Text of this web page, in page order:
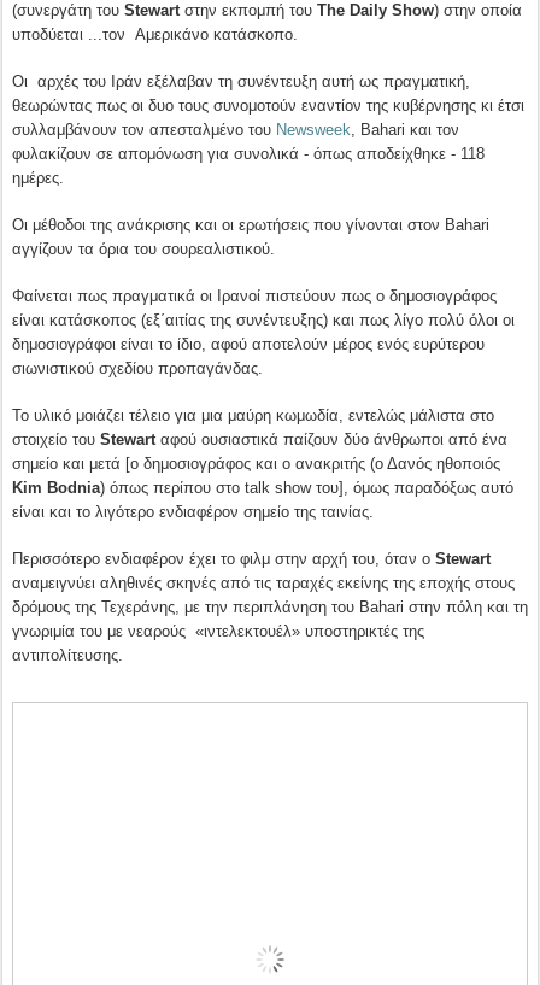
(συνεργάτη του Stewart στην εκπομπή του The Daily Show) στην οποία
υποδύεται ...τον Αμερικάνο κατάσκοπο.
Οι αρχές του Ιράν εξέλαβαν τη συνέντευξη αυτή ως πραγματική,
θεωρώντας πως οι δυο τους συνομοτούν εναντίον της κυβέρνησης κι έτσι
συλλαμβάνουν τον απεσταλμένο του Newsweek, Bahari και τον
φυλακίζουν σε απομόνωση για συνολικά - όπως αποδείχθηκε - 118
ημέρες.
Οι μέθοδοι της ανάκρισης και οι ερωτήσεις που γίνονται στον Bahari
αγγίζουν τα όρια του σουρεαλιστικού.
Φαίνεται πως πραγματικά οι Ιρανοί πιστεύουν πως ο δημοσιογράφος
είναι κατάσκοπος (εξ΄αιτίας της συνέντευξης) και πως λίγο πολύ όλοι οι
δημοσιογράφοι είναι το ίδιο, αφού αποτελούν μέρος ενός ευρύτερου
σιωνιστικού σχεδίου προπαγάνδας.
Το υλικό μοιάζει τέλειο για μια μαύρη κωμωδία, εντελώς μάλιστα στο
στοιχείο του Stewart αφού ουσιαστικά παίζουν δύο άνθρωποι από ένα
σημείο και μετά [ο δημοσιογράφος και ο ανακριτής (ο Δανός ηθοποιός
Kim Bodnia) όπως περίπου στο talk show του], όμως παραδόξως αυτό
είναι και το λιγότερο ενδιαφέρον σημείο της ταινίας.
Περισσότερο ενδιαφέρον έχει το φιλμ στην αρχή του, όταν ο Stewart
αναμειγνύει αληθινές σκηνές από τις ταραχές εκείνης της εποχής στους
δρόμους της Τεχεράνης, με την περιπλάνηση του Bahari στην πόλη και τη
γνωριμία του με νεαρούς «ιντελεκτουέλ» υποστηρικτές της
αντιπολίτευσης.